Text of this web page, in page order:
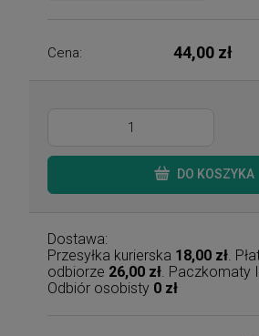
Cena: 44,00 zł
DO KOSZYKA
Dostawa:
Przesyłka kurierska 18,00 zł .
odbiorze 26,00 zł . Paczkomaty
Odbiór osobisty 0 zł